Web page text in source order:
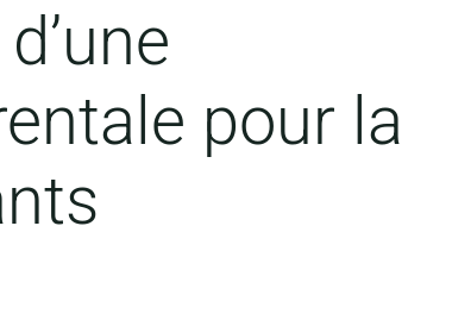
pour la